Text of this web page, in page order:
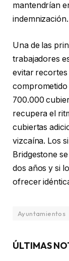
mantendrían
indemnización.
Una de las
trabajadores
evitar recortes
700.000
recupera el
cubiertas
vizcaína. Los
Bridgestone
dos años y si
ofrecer
Ayuntamientos
ÚLTIMAS